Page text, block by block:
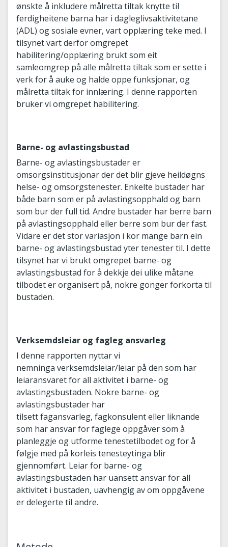
ønskte å inkludere målretta tiltak knytte til
ferdigheitene barna har i dagleglivsaktivitetane
(ADL) og sosiale evner, vart opplæring teke med. I
tilsynet vart derfor omgrepet
habilitering/opplæring brukt som eit
samleomgrep på alle målretta tiltak som er sette i
verk for å auke og halde oppe funksjonar, og
målretta tiltak for innlæring. I denne rapporten
bruker vi omgrepet habilitering.
Barne- og avlastingsbustad
Barne- og avlastingsbustader er
omsorgsinstitusjonar der det blir gjeve heildøgns
helse- og omsorgstenester. Enkelte bustader har
både barn som er på avlastingsopphald og barn
som bur der full tid. Andre bustader har berre barn
på avlastingsopphald eller berre som bur der fast.
Vidare er det stor variasjon i kor mange barn ein
barne- og avlastingsbustad yter tenester til. I dette
tilsynet har vi brukt omgrepet barne- og
avlastingsbustad for å dekkje dei ulike måtane
tilbodet er organisert på, nokre gonger forkorta til
bustaden.
Verksemdsleiar og fagleg ansvarleg
I denne rapporten nyttar vi
nemninga verksemdsleiar/leiar på den som har
leiaransvaret for all aktivitet i barne- og
avlastingsbustaden. Nokre barne- og
avlastingsbustader har
tilsett fagansvarleg, fagkonsulent eller liknande
som har ansvar for faglege oppgåver som å
planleggje og utforme tenestetilbodet og for å
følgje med på korleis tenesteytinga blir
gjennomført. Leiar for barne- og
avlastingsbustaden har uansett ansvar for all
aktivitet i bustaden, uavhengig av om oppgåvene
er delegerte til andre.